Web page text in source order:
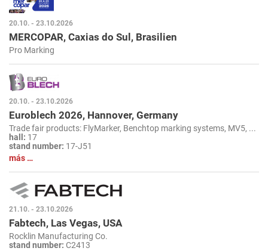
20.10. - 23.10.2026
MERCOPAR, Caxias do Sul, Brasilien
Pro Marking
20.10. - 23.10.2026
Euroblech 2026, Hannover, Germany
Trade fair products: FlyMarker, Benchtop marking systems, MV5, ...
hall: 17
stand number: 17-J51
más …
21.10. - 23.10.2026
Fabtech, Las Vegas, USA
Rocklin Manufacturing Co.
stand number: C2413